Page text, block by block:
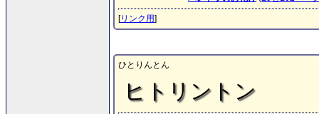
[リンク用]
ひとりんとん
ヒトリントン